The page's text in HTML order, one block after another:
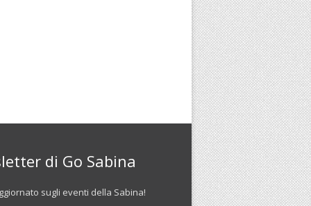
di Go Sabina
sugli eventi della Sabina!